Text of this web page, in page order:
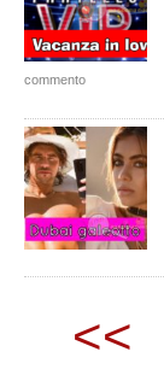
commento
<<